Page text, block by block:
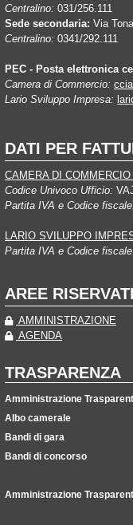
Centralino: 031/256.111
Sede secondaria: Via
Centralino: 0341/292.111
PEC - Posta elettronica
Camera di Commercio:
Lario Sviluppo Impresa:
DATI PER
CAMERA DI
Codice Univoco Ufficio:
Partita IVA e Codice
LARIO SVILUPPO
Partita IVA e Codice
AREE
AMMINISTRAZIONE
AGENDA
TRASPARENZA
Amministrazione
Albo camerale
Bandi di gara
Bandi di concorso
Amministrazione